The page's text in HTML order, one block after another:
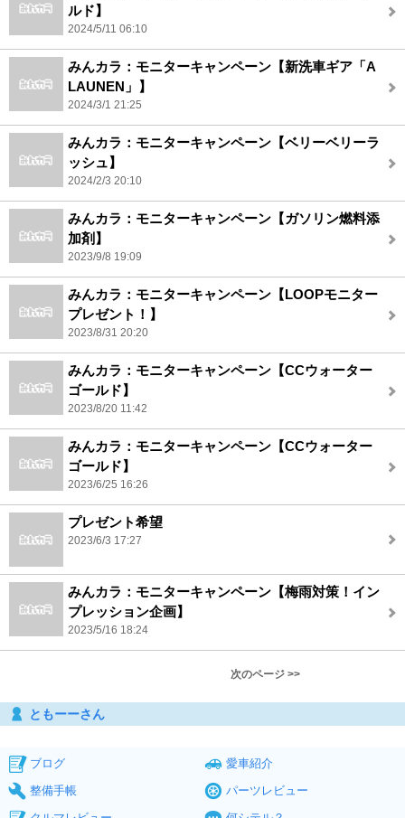
ルド】
2024/5/11 06:10
みんカラ：モニターキャンペーン【新洗車ギア「A
LAUNEN」】
2024/3/1 21:25
みんカラ：モニターキャンペーン【ベリーベリーラ
ッシュ】
2024/2/3 20:10
みんカラ：モニターキャンペーン【ガソリン燃料添
加剤】
2023/9/8 19:09
みんカラ：モニターキャンペーン【LOOPモニター
プレゼント！】
2023/8/31 20:20
みんカラ：モニターキャンペーン【CCウォーター
ゴールド】
2023/8/20 11:42
みんカラ：モニターキャンペーン【CCウォーター
ゴールド】
2023/6/25 16:26
プレゼント希望
2023/6/3 17:27
みんカラ：モニターキャンペーン【梅雨対策！イン
プレッション企画】
2023/5/16 18:24
次のページ >>
ともーーさん
ブログ
愛車紹介
整備手帳
パーツレビュー